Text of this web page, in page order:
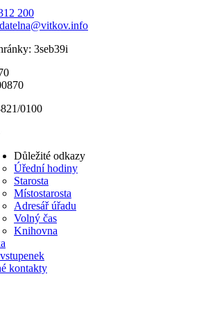
200
3seb39i
0100
Důležité odkazy
Úřední hodiny
Starosta
Místostarosta
Adresář úřadu
Volný čas
Knihovna
kontakty